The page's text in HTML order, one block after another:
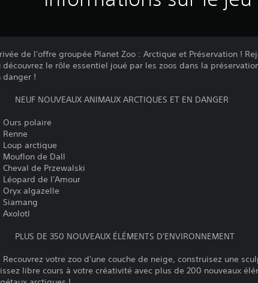
de l'offre groupée Planet Zoo : Arctique et Préservation !
découvrez le rôle essentiel joué par les zoos dans la
danger !
NOUVEAUX ANIMAUX ARCTIQUES ET EN DANGER
polaire
arctique
de Dall
de Przewalski
de l'Amour
algazelle
DE 350 NOUVEAUX ÉLÉMENTS D'ENVIRONNEMENT
votre zoo d'une couche de neige, construisez une
libre cours à votre créativité avec plus de 200 nouveaux